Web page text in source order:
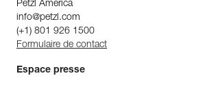
Petzl America
info@petzl.com
(+1) 801 926 1500
Formulaire de contact
Espace presse